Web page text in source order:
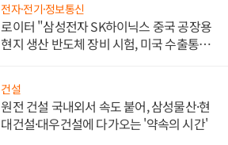
전자·전기·정보통신
로이터 "삼성전자 SK하이닉스 중국 공장용
현지 생산 반도체 장비 시험, 미국 수출통제
건설
원전 건설 국내외서 속도 붙어, 삼성물산·현
대건설·대우건설에 다가오는 '약속의 시간'